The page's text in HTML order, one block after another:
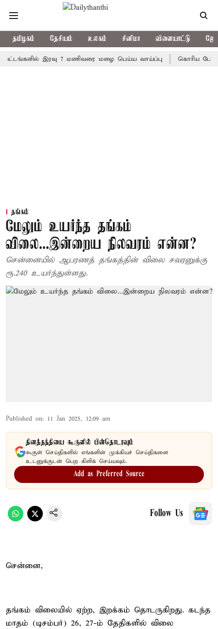
தமிழகம் தேசியம் உலகம் சினிமா விளையாட்டு
இரவு 7 மணிவரை மழை பெய்ய வாய்ப்பு கொரிய
தங்கம்
மேலும் உயர்ந்த தங்கம்
விலை...இன்றைய நிலவரம் என்ன?
சென்னையில் ஆபரணத் தங்கத்தின் விலை சவரனுக்கு
ரூ.240 உயர்ந்துள்ளது.
Published on: 11 Jan 2025, 12:09 am
தினத்தந்தியை கூகுளில் பின்தொடரவும்
கூகுள் செய்திகளில் எங்களின் முக்கியச் செய்திகளை
உடனுக்குடன் பெற கிளிக் செய்யவும்.
Add as Preferred Source
Follow Us
சென்னை,
தங்கம் விலையில் ஏற்ற, இறக்கம் தொடருகிறது. கடந்த
மாதம் (டிசம்பர்) 26, 27-ம் தேதிகளில் விலை